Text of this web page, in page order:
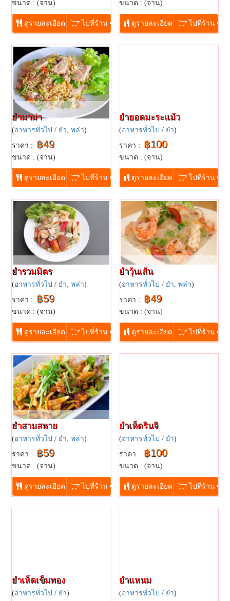
ขนาด : (จาน)
...
ดูรายละเอียด ไปที่ร้าน
ขนาด : (จาน)
...
ดูรายละเอียด ไปที่ร้าน
ยำมาม่า
(อาหารทั่วไป / ยำ, พล่า)
ราคา : ฿49
ขนาด : (จาน)
...
ดูรายละเอียด ไปที่ร้าน
ยำยอดมะระแม้ว
(อาหารทั่วไป / ยำ)
ราคา : ฿100
ขนาด : (จาน)
...
ดูรายละเอียด ไปที่ร้าน
ยำรวมมิตร
(อาหารทั่วไป / ยำ, พล่า)
ราคา : ฿59
ขนาด : (จาน)
...
ดูรายละเอียด ไปที่ร้าน
ยำวุ้นเส้น
(อาหารทั่วไป / ยำ, พล่า)
ราคา : ฿49
ขนาด : (จาน)
...
ดูรายละเอียด ไปที่ร้าน
ยำสามสหาย
(อาหารทั่วไป / ยำ, พล่า)
ราคา : ฿59
ขนาด : (จาน)
...
ดูรายละเอียด ไปที่ร้าน
ยำเห็ดรินจิ
(อาหารทั่วไป / ยำ)
ราคา : ฿100
ขนาด : (จาน)
...
ดูรายละเอียด ไปที่ร้าน
ยำเห็ดเข็มทอง
(อาหารทั่วไป / ยำ)
ยำแหนม
(อาหารทั่วไป / ยำ)